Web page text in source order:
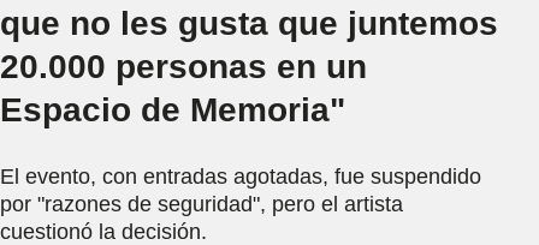
que no les gusta que juntemos
20.000 personas en un
Espacio de Memoria"
El evento, con entradas agotadas, fue suspendido
por "razones de seguridad", pero el artista
cuestionó la decisión.